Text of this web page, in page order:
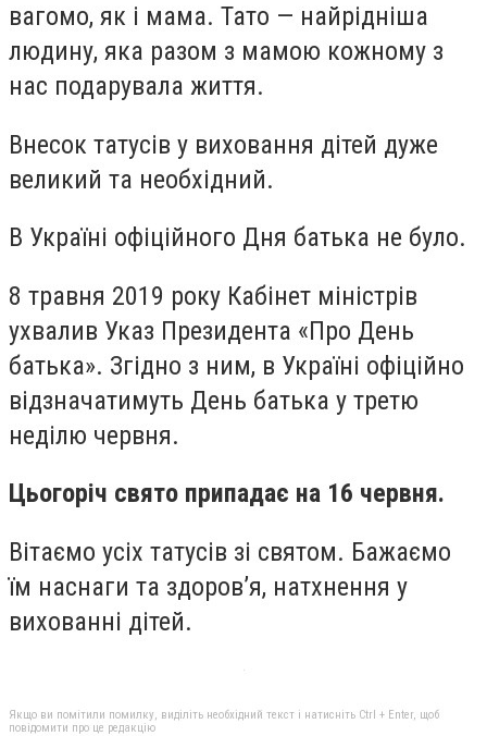
вагомо, як і мама. Тато — найрідніша
людину, яка разом з мамою кожному з
нас подарувала життя.
Внесок татусів у виховання дітей дуже
великий та необхідний.
В Україні офіційного Дня батька не було.
8 травня 2019 року Кабінет міністрів
ухвалив Указ Президента «Про День
батька». Згідно з ним, в Україні офіційно
відзначатимуть День батька у третю
неділю червня.
Цьогоріч свято припадає на 16 червня.
Вітаємо усіх татусів зі святом. Бажаємо
їм наснаги та здоров’я, натхнення у
вихованні дітей.
Якщо ви помітили помилку, виділіть необхідний текст і натисніть Ctrl + Enter, щоб
повідомити про це редакцію